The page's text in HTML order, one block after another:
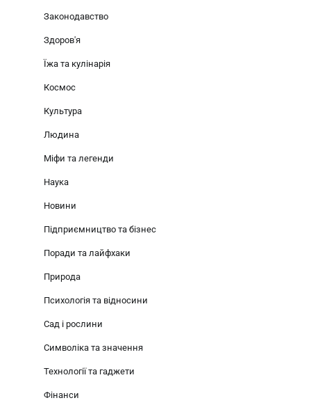
Законодавство
Здоров'я
Їжа та кулінарія
Космос
Культура
Людина
Міфи та легенди
Наука
Новини
Підприємництво та бізнес
Поради та лайфхаки
Природа
Психологія та відносини
Сад і рослини
Символіка та значення
Технології та гаджети
Фінанси